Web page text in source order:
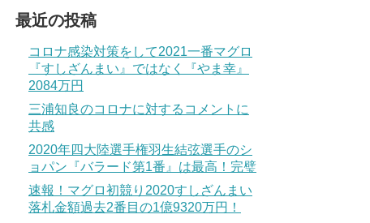
最近の投稿
コロナ感染対策をして2021一番マグロ
『すしざんまい』ではなく『やま幸』
2084万円
三浦知良のコロナに対するコメントに
共感
2020年四大陸選手権羽生結弦選手のシ
ョパン『バラード第1番』は最高！完璧
速報！マグロ初競り2020すしざんまい
落札金額過去2番目の1億9320万円！